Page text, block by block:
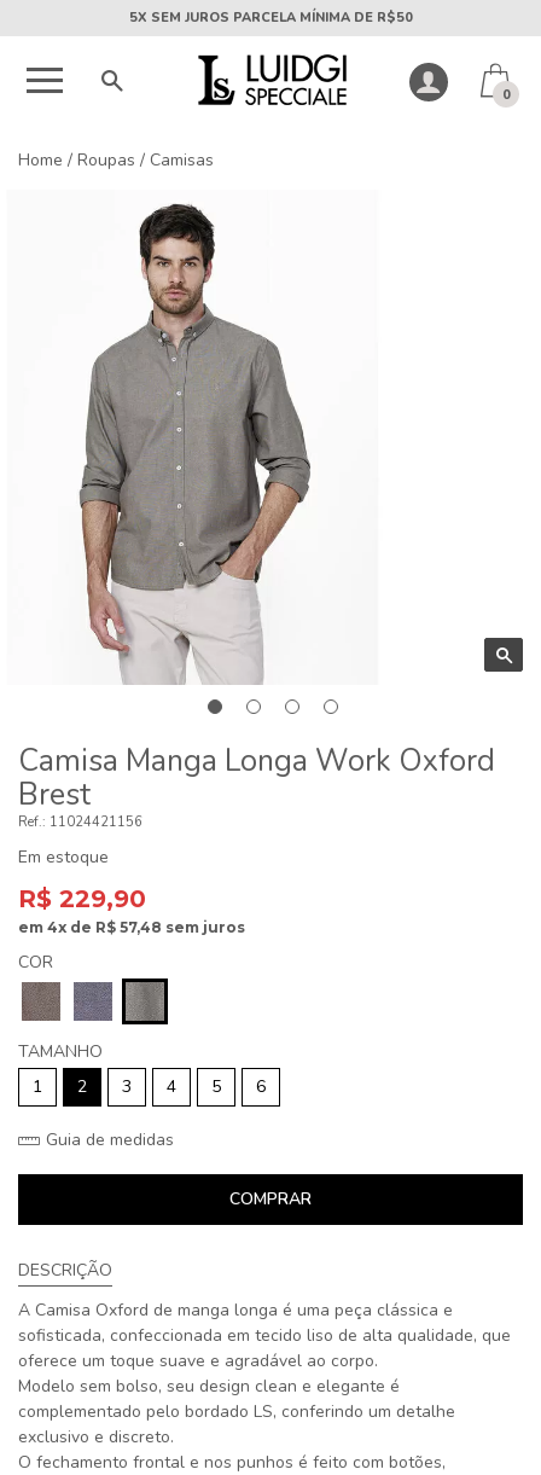
5X SEM JUROS PARCELA MÍNIMA DE R$50
0
Home / Roupas / Camisas
Camisa Manga Longa Work Oxford
Brest
11024421156
Em estoque
R$ 229,90
em 4x de R$ 57,48 sem juros
COR
TAMANHO
1
2 3 4 5 6
Guia de medidas
COMPRAR
DESCRIÇÃO
A Camisa Oxford de manga longa é uma peça clássica e
sofisticada, confeccionada em tecido liso de alta qualidade, que
oferece um toque suave e agradável ao corpo.
Modelo sem bolso, seu design clean e elegante é
complementado pelo bordado LS, conferindo um detalhe
exclusivo e discreto.
O fechamento frontal e nos punhos é feito com botões,